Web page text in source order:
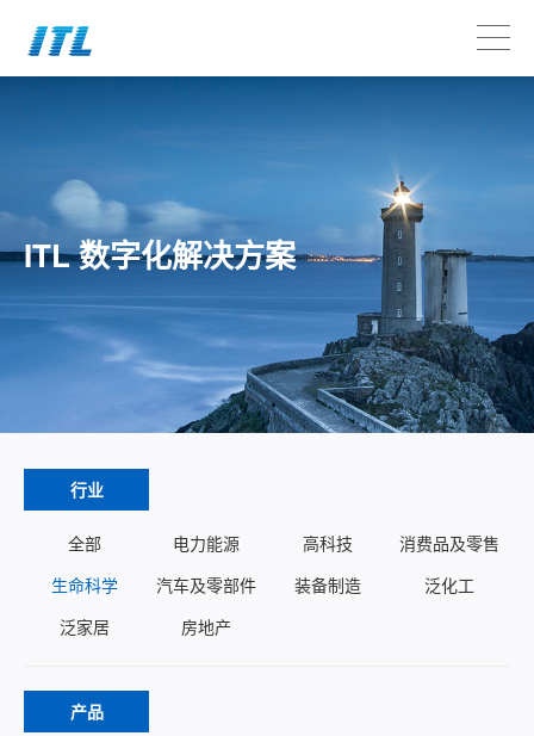
ITL 数字化解决方案
行业
全部 电力能源 高科技
消费品及零售
生命科学
汽车及零部件 装备制造
泛化工
泛家居
房地产
产品